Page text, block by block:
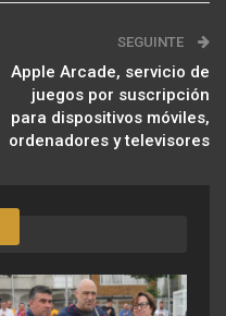
SEGUINTE
Apple Arcade, servicio de
juegos por suscripción
para dispositivos móviles,
ordenadores y televisores